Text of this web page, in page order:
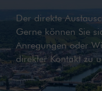
Der direkte
Gerne können Sie
Anregungen oder
direkter Kontakt zu